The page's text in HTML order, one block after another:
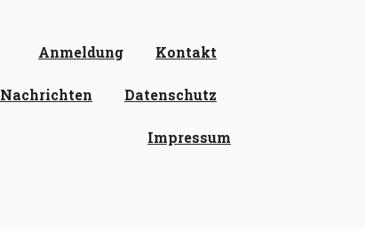
Anmeldung Kontakt
Nachrichten Datenschutz
Impressum